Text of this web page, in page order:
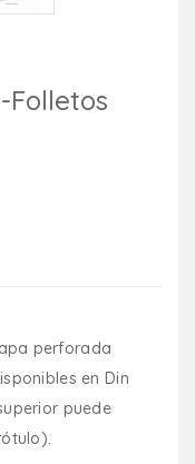
Folletos
perforada
en Din
puede